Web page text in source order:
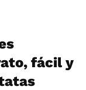
fácil y